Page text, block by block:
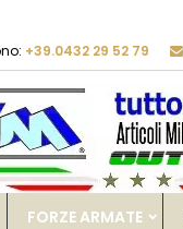
+39.0432 29 52 79
FORZE ARMATE